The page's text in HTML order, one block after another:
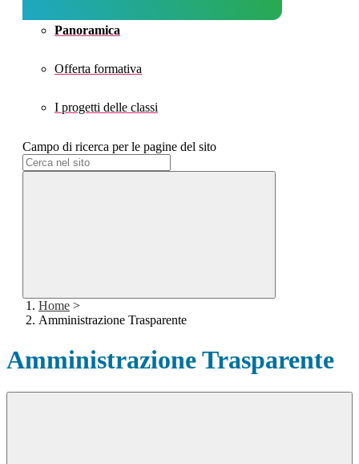
Panoramica
Offerta formativa
I progetti delle classi
Campo di ricerca per le pagine del sito
Home >
Amministrazione Trasparente
Amministrazione Trasparente